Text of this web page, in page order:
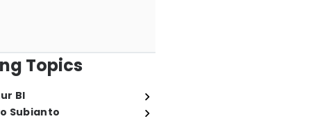
Topics
BI
Subianto